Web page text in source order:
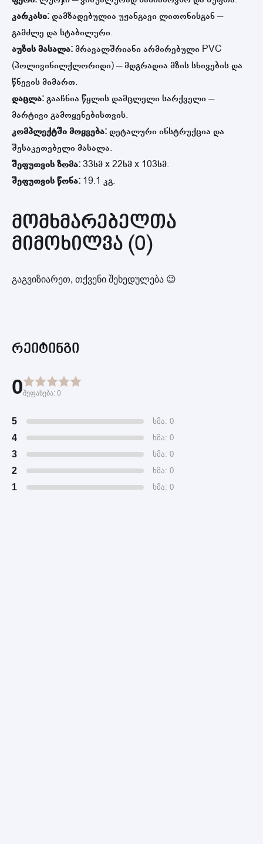
კარკასი: დამზადებულია უჟანგავი ლითონისგან –
გამძლე და სტაბილური.
აუზის მასალა: მრავალშრიანი არმირებული PVC
(პოლივინილქლორიდი) – მდგრადია მზის სხივების და
წნევის მიმართ.
დაცლა: გააჩნია წყლის დამცლელი სარქველი –
მარტივი გამოყენებისთვის.
კომპლექტში მოყვება: დეტალური ინსტრუქცია და
შესაკეთებელი მასალა.
შეფუთვის ზომა: 33სმ x 22სმ x 103სმ.
შეფუთვის წონა: 19.1 კგ.
მომხმარებელთა
მიმოხილვა (0)
გაგვიზიარეთ, თქვენი შეხედულება 😉
რეიტინგი
0შეფასება: 0
5 ხმა: 0
4 ხმა: 0
3 ხმა: 0
2 ხმა: 0
1 ხმა: 0